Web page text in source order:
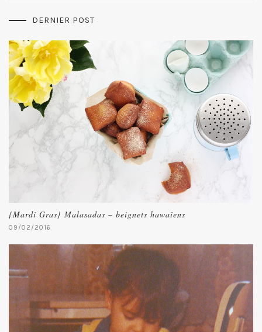
DERNIER POST
{Mardi Gras} Malasadas – beignets hawaïens
09/02/2016